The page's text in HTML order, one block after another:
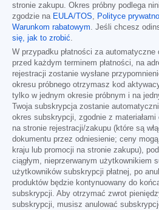
stronie zakupu. Okres próbny podlega
zgodzie na EULA/TOS Polityce
Warunkom rabatowym . Jeśli chcesz
się, jak to zrobić
W przypadku płatności za automatyczne
przed każdym terminem płatności, na
rejestracji zostanie wysłane
okresu próbnego otrzymasz kod
tylko w jednym okresie próbnym i na
Twoja subskrypcja zostanie
okres subskrypcji, zgodnie z
na stronie rejestracji/zakupu (które są
dokumentu przez odniesienie; ceny
kraju lub promocji na stronie zakupu),
ciągłym, nieprzerwanym użytkownikiem
użytkowników subskrypcji płatnej, po
produktów będzie kontynuowany do
subskrypcji. Aby otrzymać zwrot
subskrypcji, musisz anulować